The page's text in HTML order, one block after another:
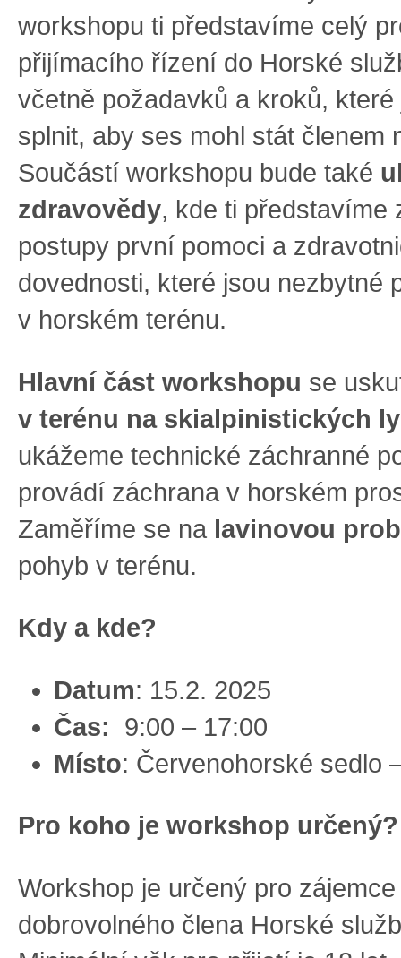
workshopu ti představíme celý
přijímacího řízení do Horské
včetně požadavků a kroků, které
splnit, aby ses mohl stát členem
Součástí workshopu bude také
zdravovědy, kde ti představíme
postupy první pomoci a
dovednosti, které jsou nezbytné
v horském terénu.
Hlavní část workshopu se
v terénu na skialpinistických
ukážeme technické záchranné
provádí záchrana v horském
Zaměříme se na lavinovou
pohyb v terénu.
Kdy a kde?
Datum: 15.2. 2025
Čas: 9:00 – 17:00
Místo: Červenohorské sedlo
Pro koho je workshop určený?
Workshop je určený pro
dobrovolného člena Horské